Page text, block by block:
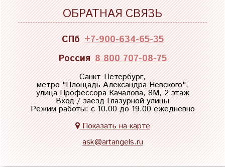
ОБРАТНАЯ СВЯЗЬ
СПб +7-900-634-65-35
Россия 8 800 707-08-75
Санкт-Петербург,
метро "Площадь Александра Невского",
улица Профессора Качалова, 8М, 2 этаж
Вход / заезд Глазурной улицы
Режим работы: с 10.00 до 19.00 ежедневно
Показать на карте
ask@artangels.ru